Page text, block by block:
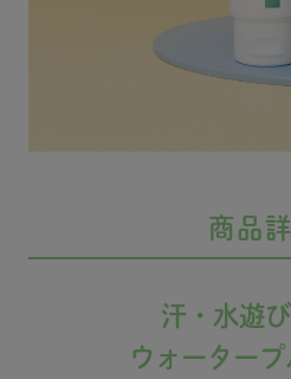
商品
汗・水遊
ウォーター